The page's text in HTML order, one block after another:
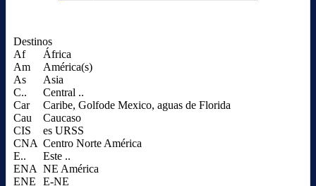
Destinos
Af
África
Am
América(s)
As
Asia
C..
Central ..
Car
Caribe, Golfode Mexico, aguas de Florida
Cau
Caucaso
CIS
es URSS
CNA Centro Norte América
E..
Este ..
ENA NE América
ENE
E-NE